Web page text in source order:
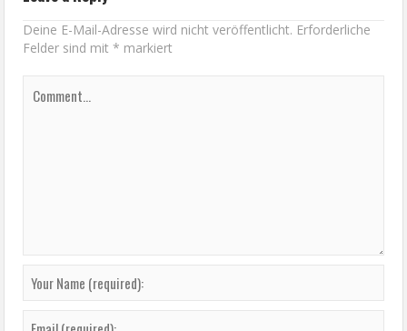
Deine E-Mail-Adresse wird nicht veröffentlicht. Erforderliche
Felder sind mit* markiert